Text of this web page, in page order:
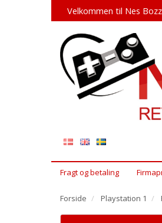
Velkommen til Nes
Fragt og betaling
Forside Playstation 1